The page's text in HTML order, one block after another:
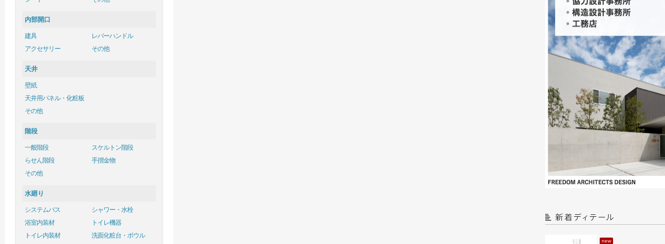
内部開口
建具
レバーハンドル
アクセサリー
その他
天井
壁紙
天井用パネル・化粧板
その他
階段
一般階段
スケルトン階段
らせん階段
手摺金物
その他
水廻り
システムバス
シャワー・水栓
浴室内装材
トイレ機器
トイレ内装材
洗面化粧台・ボウル
new